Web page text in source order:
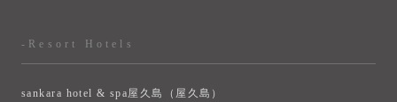
-Resort Hotels
sankara hotel & spa屋久島（屋久島）